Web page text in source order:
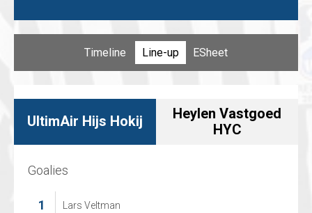
Timeline Line-up ESheet
UltimAir Hijs Hokij
Heylen Vastgoed
HYC
Goalies
1 Lars Veltman
Goalies
36 Thomas Vanspringel